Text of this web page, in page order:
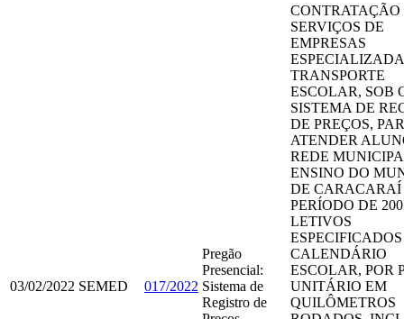
03/02/2022 SEMED 017/2022
Pregão
Presencial:
Sistema de
Registro de
CONTRATAÇÃO
SERVIÇOS DE
EMPRESAS
TRANSPORTE
ESCOLAR, SOB
SISTEMA DE
DE PREÇOS,
ATENDER
REDE
ENSINO DO
DE CARACARAÍ
PERÍODO DE
LETIVOS
CALENDÁRIO
ESCOLAR, POR
UNITÁRIO EM
QUILÔMETROS